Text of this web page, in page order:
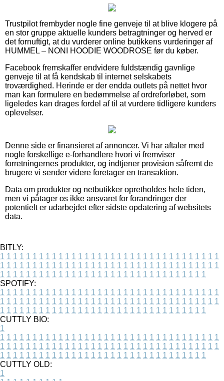
Trustpilot frembyder nogle fine genveje til at blive klogere på
en stor gruppe aktuelle kunders betragtninger og herved er
det fornuftigt, at du vurderer online butikkens vurderinger af
HUMMEL – NONI HOODIE WOODROSE før du køber.
Facebook fremskaffer endvidere fuldstændig gavnlige
genveje til at få kendskab til internet selskabets
troværdighed. Herinde er der endda outlets på nettet hvor
man kan formulere en bedømmelse af ordreforløbet, som
ligeledes kan drages fordel af til at vurdere tidligere kunders
oplevelser.
Denne side er finansieret af annoncer. Vi har aftaler med
nogle forskellige e-forhandlere hvori vi fremviser
forretningernes produkter, og indtjener provision såfremt de
brugere vi sender videre foretager en transaktion.
Data om produkter og netbutikker opretholdes hele tiden,
men vi påtager os ikke ansvaret for forandringer der
potentielt er udarbejdet efter sidste opdatering af websitets
data.
BITLY:
1 1 1 1 1 1 1 1 1 1 1 1 1 1 1 1 1 1 1 1 1 1 1 1 1 1 1 1 1 1 1 1 1 1
1 1 1 1 1 1 1 1 1 1 1 1 1 1 1 1 1 1 1 1 1 1 1 1 1 1 1 1 1 1 1 1 1 1
1 1 1 1 1 1 1 1 1 1 1 1 1 1 1 1 1 1 1 1 1 1 1 1 1 1 1 1 1 1 1 1
SPOTIFY:
1 1 1 1 1 1 1 1 1 1 1 1 1 1 1 1 1 1 1 1 1 1 1 1 1 1 1 1 1 1 1 1 1 1
1 1 1 1 1 1 1 1 1 1 1 1 1 1 1 1 1 1 1 1 1 1 1 1 1 1 1 1 1 1 1 1 1 1
1 1 1 1 1 1 1 1 1 1 1 1 1 1 1 1 1 1 1 1 1 1 1 1 1 1 1 1 1 1 1 1
CUTTLY BIO:
1
1 1 1 1 1 1 1 1 1 1 1 1 1 1 1 1 1 1 1 1 1 1 1 1 1 1 1 1 1 1 1 1 1 1
1 1 1 1 1 1 1 1 1 1 1 1 1 1 1 1 1 1 1 1 1 1 1 1 1 1 1 1 1 1 1 1 1 1
1 1 1 1 1 1 1 1 1 1 1 1 1 1 1 1 1 1 1 1 1 1 1 1 1 1 1 1 1 1 1 1
CUTTLY OLD:
1